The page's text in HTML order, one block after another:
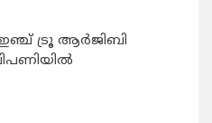
ട്രൂ ആർജിബി